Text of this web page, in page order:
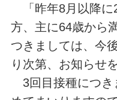
「昨年8月以降に
方、主に64歳から
つきましては、今
り次第、お知らせ
3回目接種につき